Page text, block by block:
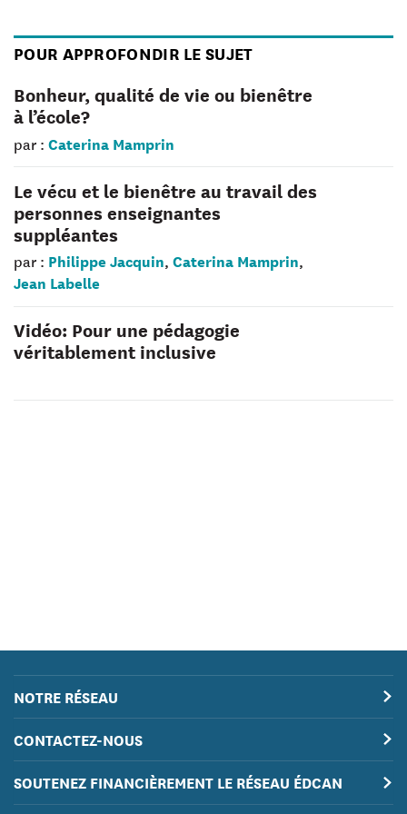
POUR APPROFONDIR LE SUJET
Bonheur, qualité de vie ou bienêtre
à l’école?
par : Caterina Mamprin
Le vécu et le bienêtre au travail des
personnes enseignantes
suppléantes
par : Philippe Jacquin, Caterina Mamprin,
Jean Labelle
Vidéo: Pour une pédagogie
véritablement inclusive
NOTRE RÉSEAU
CONTACTEZ-NOUS
SOUTENEZ FINANCIÈREMENT LE RÉSEAU ÉDCAN